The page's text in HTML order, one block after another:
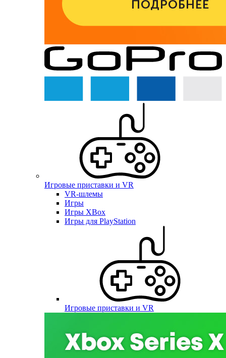
Игровые приставки и VR
VR-шлемы
Игры
Игры XBox
Игры для PlayStation
Игровые приставки и VR